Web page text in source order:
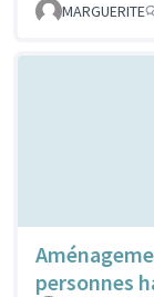
MARGUERITE
personnes